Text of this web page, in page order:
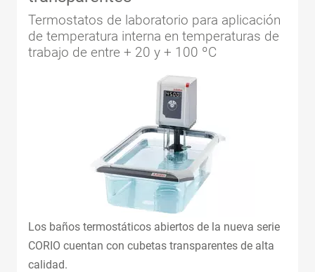
Termostatos de laboratorio para aplicación
de temperatura interna en temperaturas de
trabajo de entre + 20 y + 100 ºC
Los baños termostáticos abiertos de la nueva serie
CORIO cuentan con cubetas transparentes de alta
calidad.